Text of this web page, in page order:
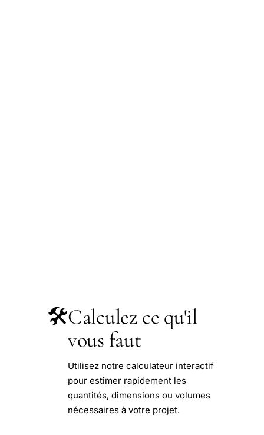
🛠️Calculez ce qu'il
vous faut
Utilisez notre calculateur interactif
pour estimer rapidement les
quantités, dimensions ou volumes
nécessaires à votre projet.